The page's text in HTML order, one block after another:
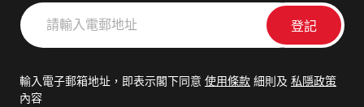
請
輸
郵
輸入電子郵箱地址，即表示閣下同意 使用條款 細則及 私隱政策
內容